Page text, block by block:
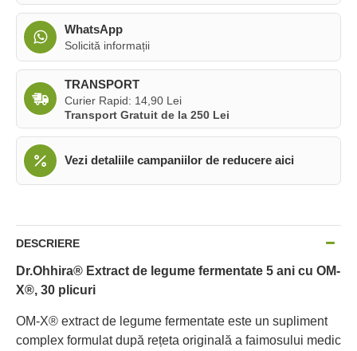
WhatsApp
Solicită informații
TRANSPORT
Curier Rapid: 14,90 Lei
Transport Gratuit de la 250 Lei
Vezi detaliile campaniilor de reducere aici
DESCRIERE
Dr.Ohhira® Extract de legume fermentate 5 ani cu OM-
X®, 30 plicuri
OM-X® extract de legume fermentate este un supliment
complex formulat după rețeta originală a faimosului medic